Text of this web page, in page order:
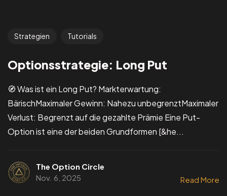
Strategien Tutorials
Optionsstrategie: Long Put
🧭 Was ist ein Long Put? Markterwartung:
BärischMaximaler Gewinn: Nahezu unbegrenztMaximaler
Verlust: Begrenzt auf die gezahlte Prämie Eine Put-
Option ist eine der beiden Grundformen [&he...
The Option Circle
Nov. 6, 2025
Read More